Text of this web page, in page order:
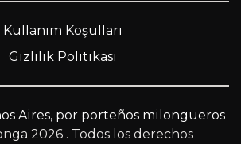
Kullanım Koşulları
Gizlilik Politikası
Aires, por porteños milongueros
2026 . Todos los derechos